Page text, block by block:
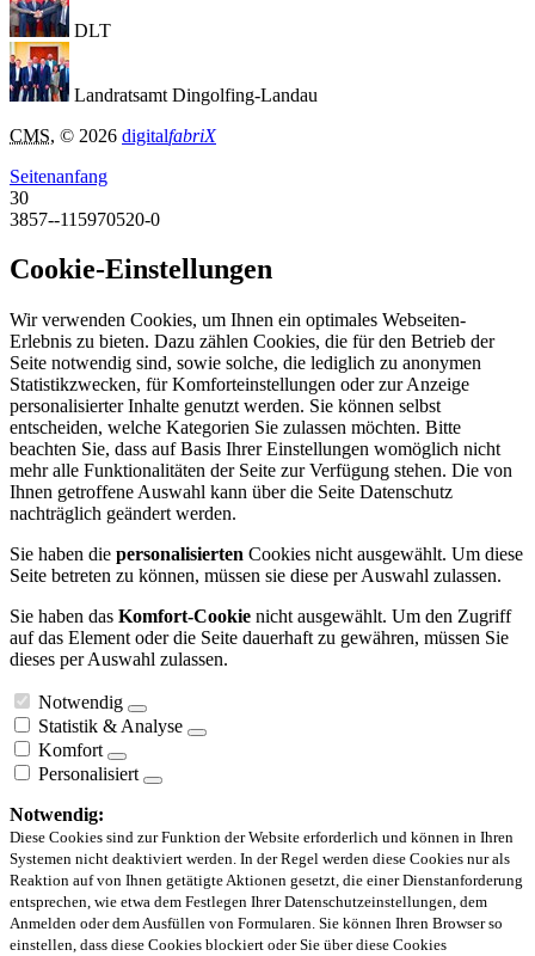
DLT
Landratsamt Dingolfing-Landau
CMS, © 2026 digitalfabriX
Seitenanfang
30
3857--115970520-0
Cookie-Einstellungen
Wir verwenden Cookies, um Ihnen ein optimales Webseiten-
Erlebnis zu bieten. Dazu zählen Cookies, die für den Betrieb der
Seite notwendig sind, sowie solche, die lediglich zu anonymen
Statistikzwecken, für Komforteinstellungen oder zur Anzeige
personalisierter Inhalte genutzt werden. Sie können selbst
entscheiden, welche Kategorien Sie zulassen möchten. Bitte
beachten Sie, dass auf Basis Ihrer Einstellungen womöglich nicht
mehr alle Funktionalitäten der Seite zur Verfügung stehen. Die von
Ihnen getroffene Auswahl kann über die Seite Datenschutz
nachträglich geändert werden.
Sie haben die personalisierten Cookies nicht ausgewählt. Um diese
Seite betreten zu können, müssen sie diese per Auswahl zulassen.
Sie haben das Komfort-Cookie nicht ausgewählt. Um den Zugriff
auf das Element oder die Seite dauerhaft zu gewähren, müssen Sie
dieses per Auswahl zulassen.
Notwendig
Statistik & Analyse
Komfort
Personalisiert
Notwendig:
Diese Cookies sind zur Funktion der Website erforderlich und können in Ihren
Systemen nicht deaktiviert werden. In der Regel werden diese Cookies nur als
Reaktion auf von Ihnen getätigte Aktionen gesetzt, die einer Dienstanforderung
entsprechen, wie etwa dem Festlegen Ihrer Datenschutzeinstellungen, dem
Anmelden oder dem Ausfüllen von Formularen. Sie können Ihren Browser so
einstellen, dass diese Cookies blockiert oder Sie über diese Cookies